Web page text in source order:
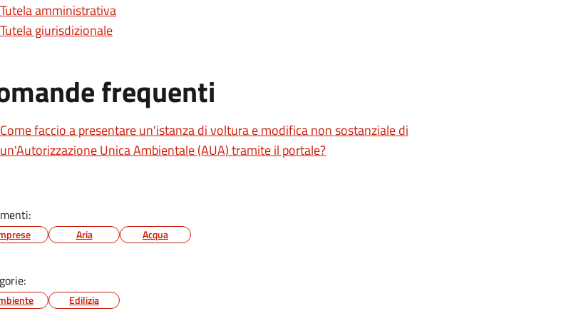
Tutela amministrativa
Tutela giurisdizionale
frequenti
Come faccio a presentare un'istanza di voltura e modifica non sostanziale di
un'Autorizzazione Unica Ambientale (AUA) tramite il portale?
Aria Acqua
Edilizia